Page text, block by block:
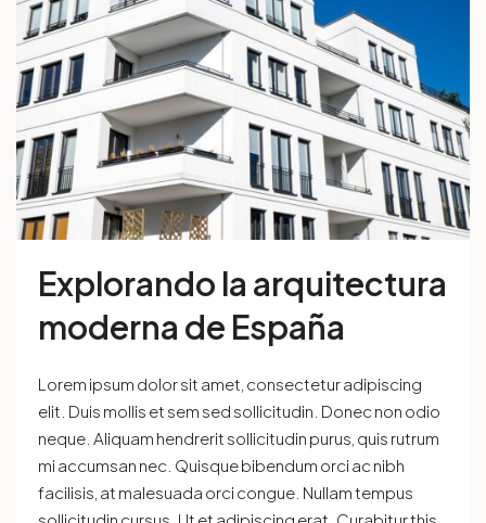
Explorando la arquitectura
moderna de España
Lorem ipsum dolor sit amet, consectetur adipiscing
elit. Duis mollis et sem sed sollicitudin. Donec non odio
neque. Aliquam hendrerit sollicitudin purus, quis rutrum
mi accumsan nec. Quisque bibendum orci ac nibh
facilisis, at malesuada orci congue. Nullam tempus
sollicitudin cursus. Ut et adipiscing erat. Curabitur this